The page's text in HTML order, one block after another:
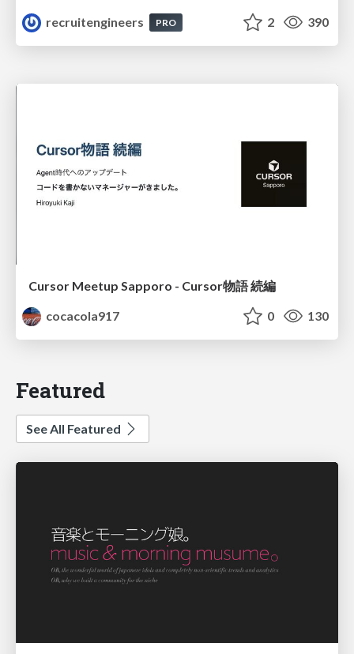
recruitengineers
PRO 2 390
Cursor Meetup Sapporo - Cursor物語 続編
cocacola917
0 130
Featured
See All Featured